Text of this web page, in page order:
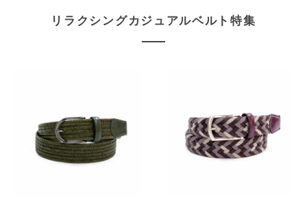
リラクシングカジュアルベルト特集